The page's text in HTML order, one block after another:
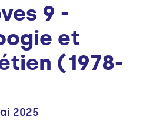
9 -
et
(1978-
2025